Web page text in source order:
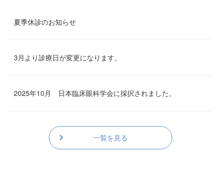
夏季休診のお知らせ
3月より診療日が変更になります。
2025年10月 日本臨床眼科学会に採択されました。
一覧を見る